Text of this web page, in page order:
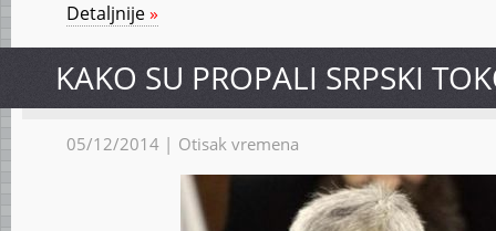
Detaljnije»
KAKO SU PROPALI SRPSKI
05/12/2014 | Otisak vremena